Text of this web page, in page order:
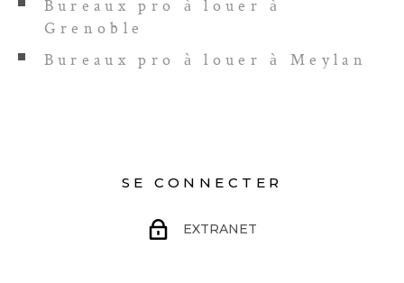
Bureaux pro à louer à
Grenoble
Bureaux pro à louer à Meylan
SE CONNECTER
EXTRANET